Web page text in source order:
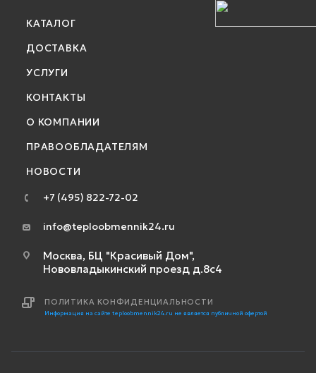
КАТАЛОГ
ДОСТАВКА
УСЛУГИ
КОНТАКТЫ
О КОМПАНИИ
ПРАВООБЛАДАТЕЛЯМ
НОВОСТИ
+7 (495) 822-72-02
info@teploobmennik24.ru
Москва, БЦ "Красивый Дом",
Нововладыкинский проезд д.8с4
ПОЛИТИКА КОНФИДЕНЦИАЛЬНОСТИ
Информация на сайте teploobmennik24.ru не является публичной офертой